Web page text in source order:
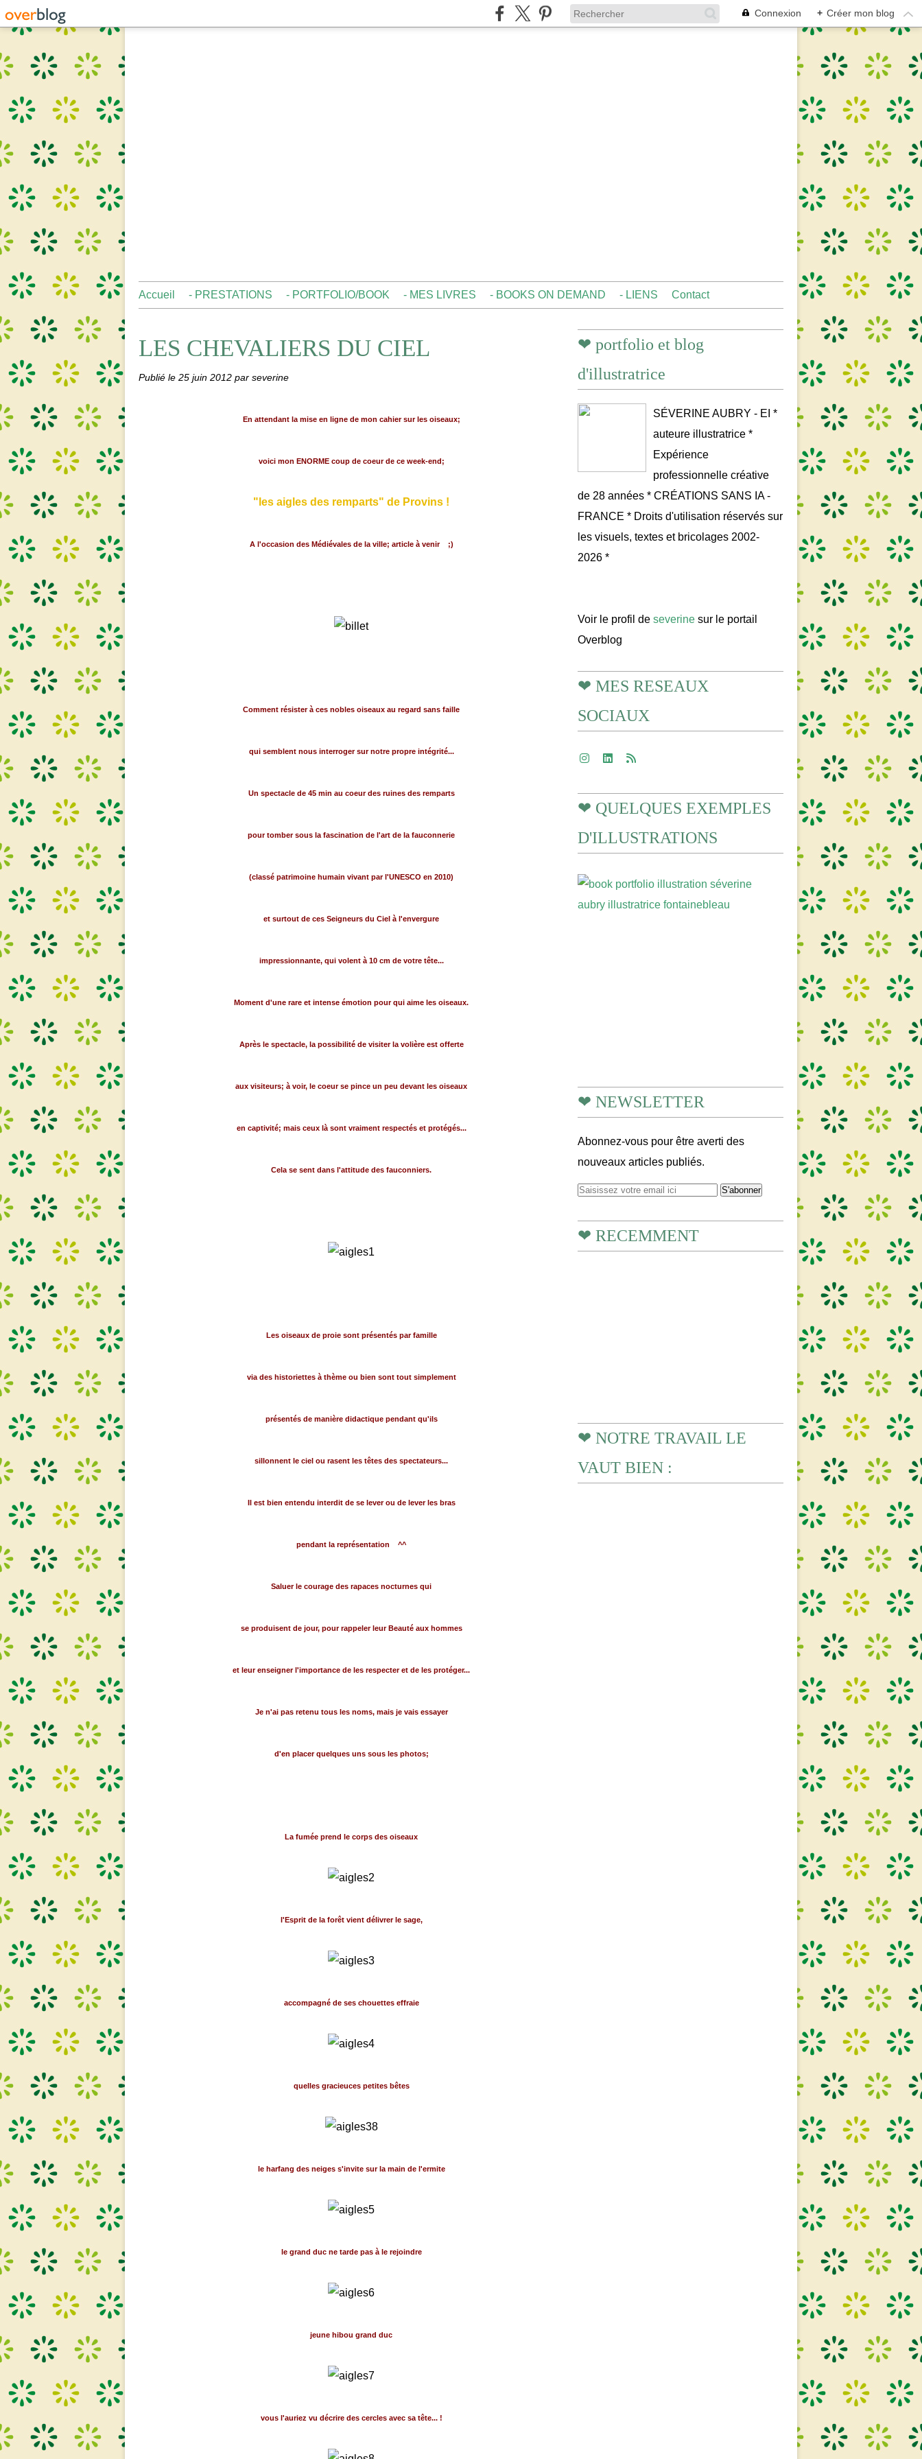
Connexion + Créer mon blog
Accueil - PRESTATIONS - PORTFOLIO/BOOK - MES LIVRES - BOOKS ON DEMAND - LIENS Contact
LES CHEVALIERS DU CIEL
Publié le 25 juin 2012 par severine
En attendant la mise en ligne de mon cahier sur les oiseaux;
voici mon ENORME coup de coeur de ce week-end;
"les aigles des remparts" de Provins !
A l'occasion des Médiévales de la ville; article à venir ;)
Comment résister à ces nobles oiseaux au regard sans faille
qui semblent nous interroger sur notre propre intégrité...
Un spectacle de 45 min au coeur des ruines des remparts
pour tomber sous la fascination de l'art de la fauconnerie
(classé patrimoine humain vivant par l'UNESCO en 2010)
et surtout de ces Seigneurs du Ciel à l'envergure
impressionnante, qui volent à 10 cm de votre tête...
Moment d'une rare et intense émotion pour qui aime les oiseaux.
Après le spectacle, la possibilité de visiter la volière est offerte
aux visiteurs; à voir, le coeur se pince un peu devant les oiseaux
en captivité; mais ceux là sont vraiment respectés et protégés...
Cela se sent dans l'attitude des fauconniers.
Les oiseaux de proie sont présentés par famille
via des historiettes à thème ou bien sont tout simplement
présentés de manière didactique pendant qu'ils
sillonnent le ciel ou rasent les têtes des spectateurs...
Il est bien entendu interdit de se lever ou de lever les bras
pendant la représentation ^^
Saluer le courage des rapaces nocturnes qui
se produisent de jour, pour rappeler leur Beauté aux hommes
et leur enseigner l'importance de les respecter et de les protéger...
Je n'ai pas retenu tous les noms, mais je vais essayer
d'en placer quelques uns sous les photos;
La fumée prend le corps des oiseaux
l'Esprit de la forêt vient délivrer le sage,
accompagné de ses chouettes effraie
quelles gracieuces petites bêtes
le harfang des neiges s'invite sur la main de l'ermite
le grand duc ne tarde pas à le rejoindre
jeune hibou grand duc
vous l'auriez vu décrire des cercles avec sa tête... !
❤ portfolio et blog
d'illustratrice
SÉVERINE AUBRY - EI *
auteure illustratrice *
Expérience
professionnelle créative
de 28 années * CRÉATIONS SANS IA -
FRANCE * Droits d'utilisation réservés sur
les visuels, textes et bricolages 2002-
2026 *
Voir le profil de severine sur le portail
Overblog
❤ MES RESEAUX
SOCIAUX
❤ QUELQUES EXEMPLES
D'ILLUSTRATIONS
❤ NEWSLETTER
Abonnez-vous pour être averti des
nouveaux articles publiés.
❤ RECEMMENT
❤ NOTRE TRAVAIL LE
VAUT BIEN :